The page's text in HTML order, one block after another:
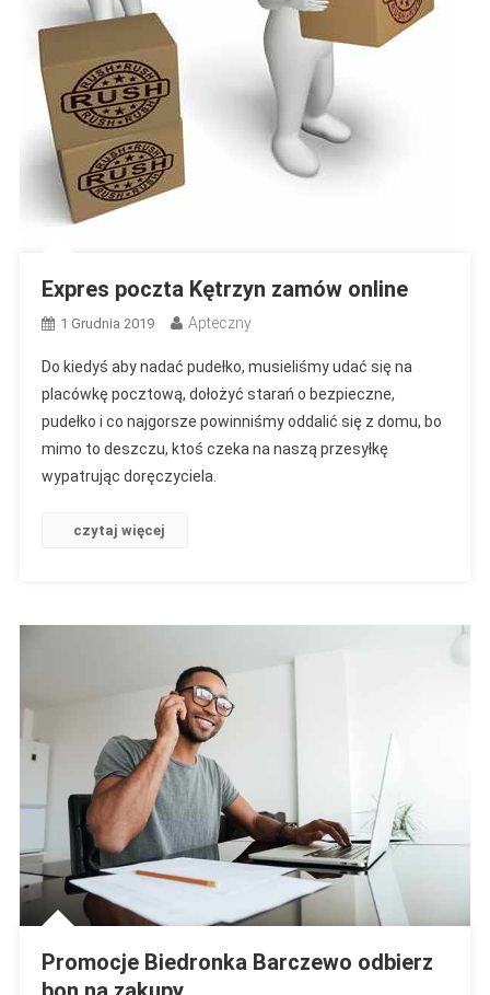
Expres poczta Kętrzyn zamów online
1 Grudnia 2019 Apteczny
Do kiedyś aby nadać pudełko, musieliśmy udać się na
placówkę pocztową, dołożyć starań o bezpieczne,
pudełko i co najgorsze powinniśmy oddalić się z domu, bo
mimo to deszczu, ktoś czeka na naszą przesyłkę
wypatrując doręczyciela.
czytaj więcej
Promocje Biedronka Barczewo odbierz